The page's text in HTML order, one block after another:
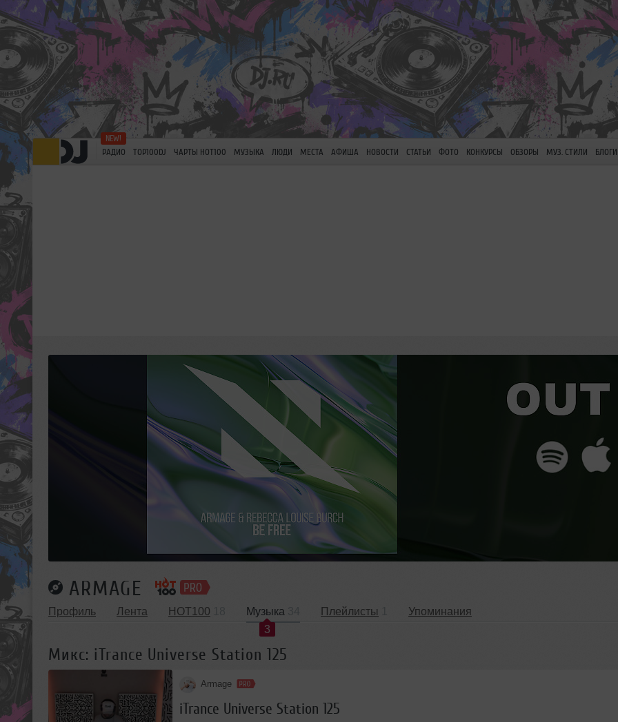
РАДИО TOP100DJ ЧАРТЫ HOT100 МУЗЫКА ЛЮДИ МЕСТА АФИША НОВОСТИ СТАТЬИ ФОТО КОНКУРСЫ ОБЗОРЫ МУЗ. СТИЛИ БЛОГИ
ARMAGE
Профиль Лента HOT100
Музыка
3
Плейлисты Упоминания
Микс: iTrance Universe Station 125
Armage
iTrance Universe Station 125